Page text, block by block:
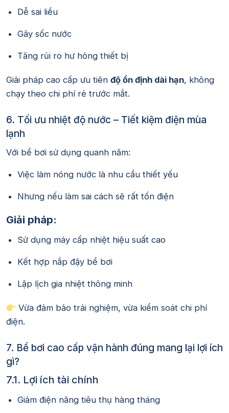
Dễ sai liều
Gây sốc nước
Tăng rủi ro hư hỏng thiết bị
Giải pháp cao cấp ưu tiên độ ổn định dài hạn, không
chạy theo chi phí rẻ trước mắt.
6. Tối ưu nhiệt độ nước – Tiết kiệm điện mùa
lạnh
Với bể bơi sử dụng quanh năm:
Việc làm nóng nước là nhu cầu thiết yếu
Nhưng nếu làm sai cách sẽ rất tốn điện
Giải pháp:
Sử dụng máy cấp nhiệt hiệu suất cao
Kết hợp nắp đậy bể bơi
Lập lịch gia nhiệt thông minh
Vừa đảm bảo trải nghiệm, vừa kiểm soát chi phí
điện.
7. Bể bơi cao cấp vận hành đúng mang lại lợi ích
gì?
7.1. Lợi ích tài chính
Giảm điện năng tiêu thụ hàng tháng